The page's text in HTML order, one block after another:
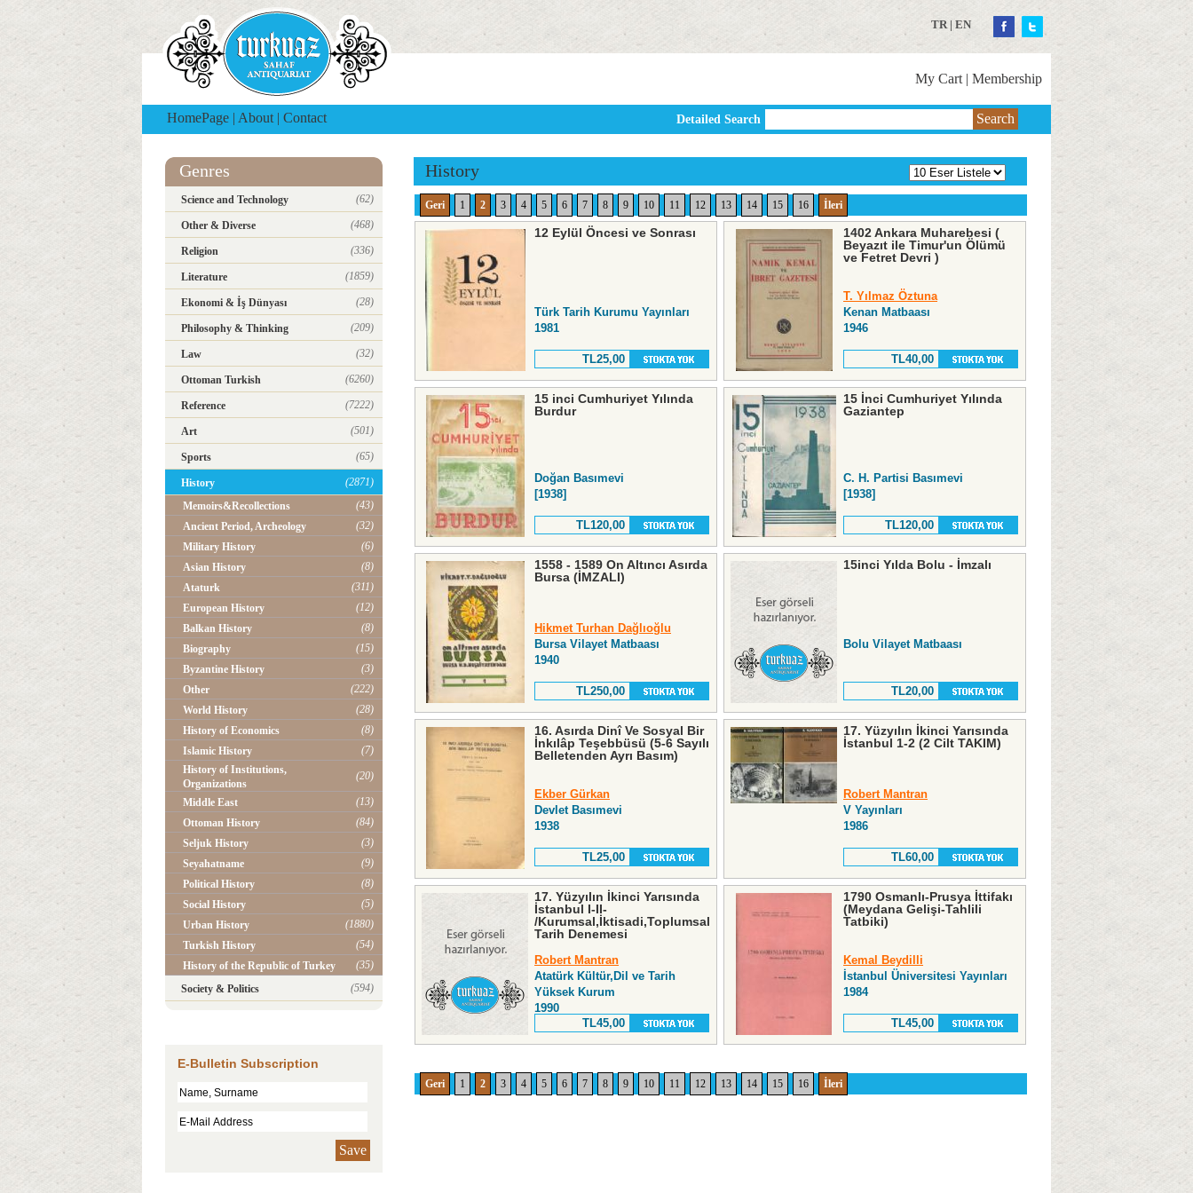
TR| EN
My Cart | Membership
HomePage | About | Contact Detailed Search Search
Genres
Science and Technology (62)
Other & Diverse (468)
Religion (336)
Literature (1859)
Ekonomi & İş Dünyası (28)
Philosophy & Thinking (209)
Law (32)
Ottoman Turkish (6260)
Reference (7222)
Art (501)
Sports (65)
History
(2871)
Memoirs&Recollections
(43)
Ancient Period, Archeology
(32)
Military History
(6)
Asian History
(8)
Ataturk
(311)
European History
(12)
Balkan History
(8)
Biography
(15)
Byzantine History
(3)
Other
(222)
World History
(28)
History of Economics
(8)
Islamic History
(7)
History of Institutions,
Organizations
(20)
Middle East
(13)
Ottoman History
(84)
Seljuk History
(3)
Seyahatname
(9)
Political History
(8)
Social History
(5)
Urban History
(1880)
Turkish History
(54)
History of the Republic of Turkey
(35)
Society & Politics
(594)
E-Bulletin Subscription
Save
History
Geri 1 2 3 4 5 6 7 8 9 10 11 12 13 14 15 16 İleri
12 Eylül Öncesi ve Sonrası
Türk Tarih Kurumu Yayınları
1981
TL25,00
1402 Ankara Muharebesi (
Beyazıt ile Timur'un Ölümü
ve Fetret Devri )
T. Yılmaz Öztuna
Kenan Matbaası
1946
TL40,00
15 inci Cumhuriyet Yılında
Burdur
Doğan Basımevi
[1938]
TL120,00
15 İnci Cumhuriyet Yılında
Gaziantep
C. H. Partisi Basımevi
[1938]
TL120,00
1558 - 1589 On Altıncı Asırda
Bursa (İMZALI)
Hikmet Turhan Dağlıoğlu
Bursa Vilayet Matbaası
1940
TL250,00
15inci Yılda Bolu - İmzalı
Bolu Vilayet Matbaası
TL20,00
16. Asırda Dinî Ve Sosyal Bir
İnkılâp Teşebbüsü (5-6 Sayılı
Belletenden Ayrı Basım)
Ekber Gürkan
Devlet Basımevi
1938
TL25,00
17. Yüzyılın İkinci Yarısında
İstanbul 1-2 (2 Cilt TAKIM)
Robert Mantran
V Yayınları
1986
TL60,00
17. Yüzyılın İkinci Yarısında
İstanbul I-II-
/Kurumsal,İktisadi,Toplumsal
Tarih Denemesi
Robert Mantran
Atatürk Kültür,Dil ve Tarih
Yüksek Kurum
1990
TL45,00
1790 Osmanlı-Prusya İttifakı
(Meydana Gelişi-Tahlili
Tatbiki)
Kemal Beydilli
İstanbul Üniversitesi Yayınları
1984
TL45,00
Geri 1 2 3 4 5 6 7 8 9 10 11 12 13 14 15 16 İleri